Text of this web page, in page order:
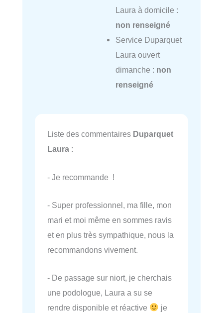
Laura à domicile :
non renseigné
Service Duparquet
Laura ouvert
dimanche : non
renseigné
Liste des commentaires Duparquet
Laura :
- Je recommande !
- Super professionnel, ma fille, mon
mari et moi même en sommes ravis
et en plus très sympathique, nous la
recommandons vivement.
- De passage sur niort, je cherchais
une podologue, Laura a su se
rendre disponible et réactive
je